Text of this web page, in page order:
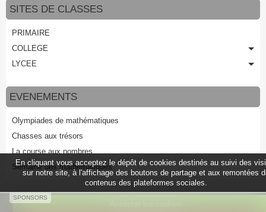
SITES DE CLASSES
PRIMAIRE
COLLEGE
LYCEE
EVENEMENTS
Olympiades de mathématiques
Chasses aux trésors
La course aux nombres
Semaine des mathématiques
SPONSORS
En cliquant vous acceptez le dépôt de cookies destinés au suivi des
sur notre site, à l'affichage des boutons de partage et aux remontées
contenus des plateformes sociales.
Accepter les cookies